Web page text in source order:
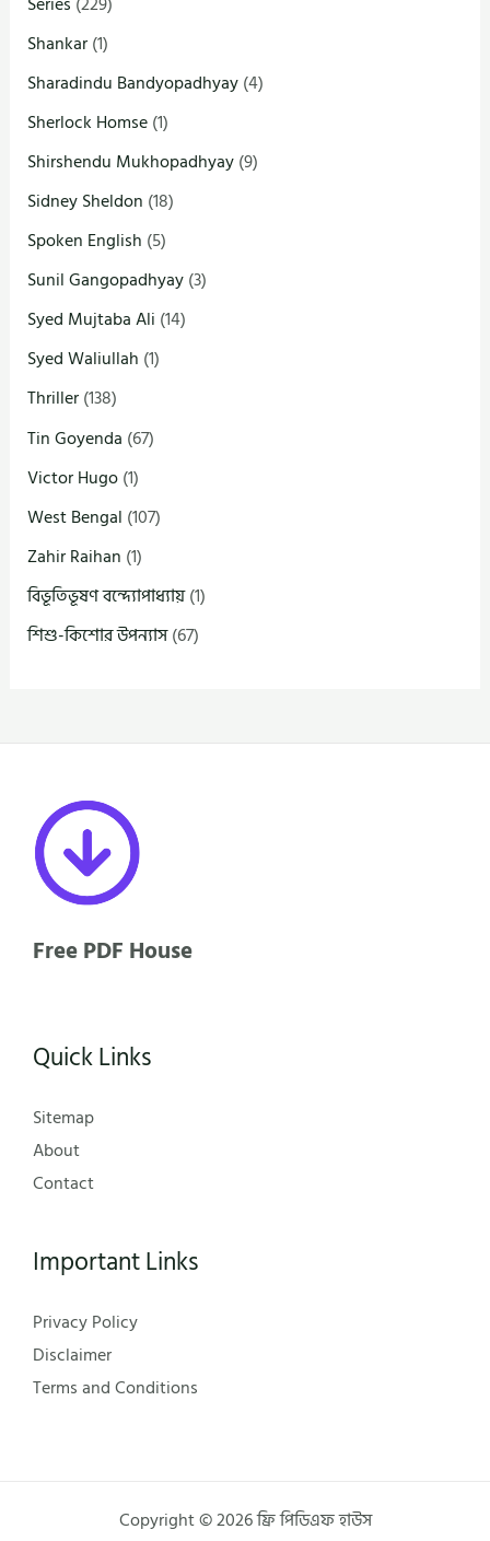
Shankar(1)
Sharadindu Bandyopadhyay(4)
Sherlock Homse(1)
Shirshendu Mukhopadhyay(9)
Sidney Sheldon (18)
Spoken English (5)
Sunil Gangopadhyay(3)
Syed Mujtaba Ali (14)
Syed Waliullah (1)
Thriller(138)
Tin Goyenda (67)
Victor Hugo(1)
West Bengal (107)
Zahir Raihan (1)
বিভূতিভূষণ বন্দ্যোপাধ্যায়(1)
শিশু-কিশোর উপন্যাস(67)
Free PDF House
Quick Links
Sitemap
About
Contact
Important Links
Privacy Policy
Disclaimer
Terms and Conditions
Copyright © 2026 ফ্রি পিডিএফ হাউস